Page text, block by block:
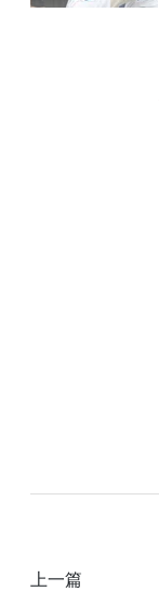
上一篇